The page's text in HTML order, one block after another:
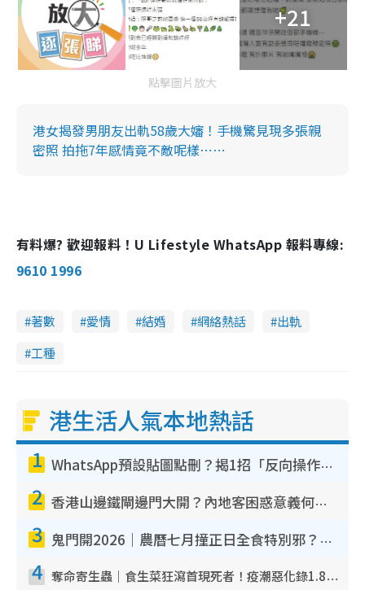
+21
點擊圖片放大
港女揭發男朋友出軌58歲大嬸！手機驚見現多張親
密照 拍拖7年感情竟不敵呢樣⋯⋯
有料爆? 歡迎報料！U Lifestyle WhatsApp 報料專線:
9610 1996
著數 愛情 結婚 網絡熱話
出軌
工種
港生活人氣本地熱話
1 WhatsApp預設貼圖點刪？揭1招「反向操作」還原簡潔介面 附3步實測教學
2 香港山邊鐵閘邊門大開？內地客困惑意義何在！網民神回覆：呢種叫法理性防禦
3 鬼門開2026｜農曆七月撞正日全食特別邪？專家警告切忌做一事！揭4大禁忌+2招保平安
4 奪命寄生蟲｜食生菜狂瀉首現死者！疫潮惡化錄1.8萬宗病例 揭洗菜3大謬誤